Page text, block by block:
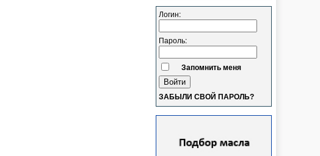
Логин:
Пароль:
Запомнить меня
ЗАБЫЛИ СВОЙ ПАРОЛЬ?